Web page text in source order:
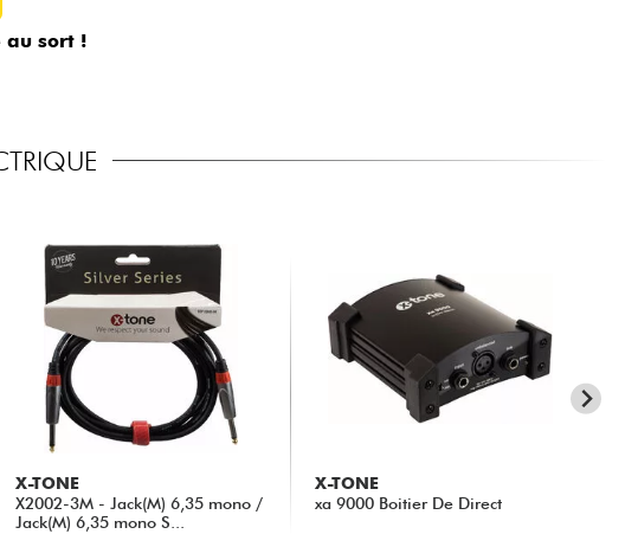
sort !
X-TONE
X2002-3M - Jack(M) 6,35 mono /
Jack(M) 6,35 mono S...
X-TONE
xa 9000 Boitier De Direct